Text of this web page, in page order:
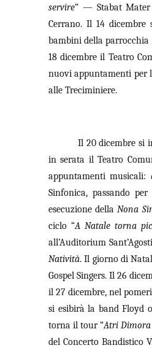
servire” — Stabat Mater
Cerrano. Il 14
bambini della parrocchia
18 dicembre il Teatro
nuovi appuntamenti per
alle Treciminiere.
Il 20 dicembre si
in serata il Teatro
appuntamenti musicali:
Sinfonica, passando
esecuzione dellaNona
ciclo “A Natale torna
all’Auditorium
Natività. Il giorno di
Gospel Singers. Il 26
il 27 dicembre, nel
si esibirà la band Floyd
torna il tour “Atri Dimora
del Concerto Bandistico